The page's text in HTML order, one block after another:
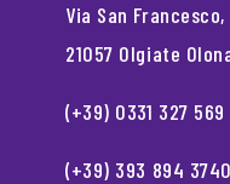
Via San Francesco,
21057 Olgiate
(+39) 0331 327 569
(+39) 393 894 3740